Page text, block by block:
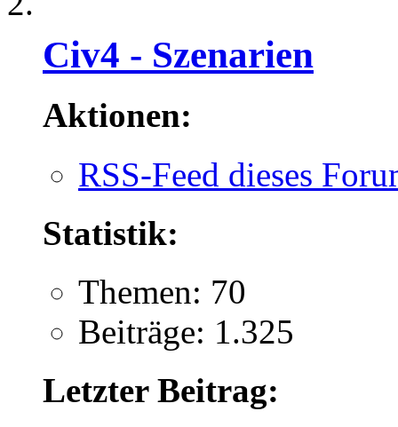
Civ4 - Szenarien
Aktionen:
RSS-Feed dieses
Statistik:
Themen: 70
Beiträge: 1.325
Letzter Beitrag: